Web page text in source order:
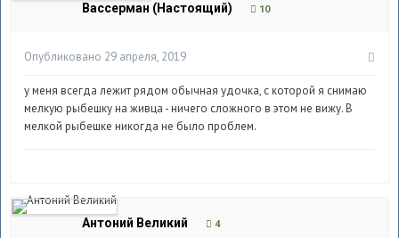
Вассерман (Настоящий) 10
Опубликовано 29 апреля, 2019
у меня всегда лежит рядом обычная удочка, с которой я снимаю
мелкую рыбешку на живца - ничего сложного в этом не вижу. В
мелкой рыбешке никогда не было проблем.
Антоний Великий 4